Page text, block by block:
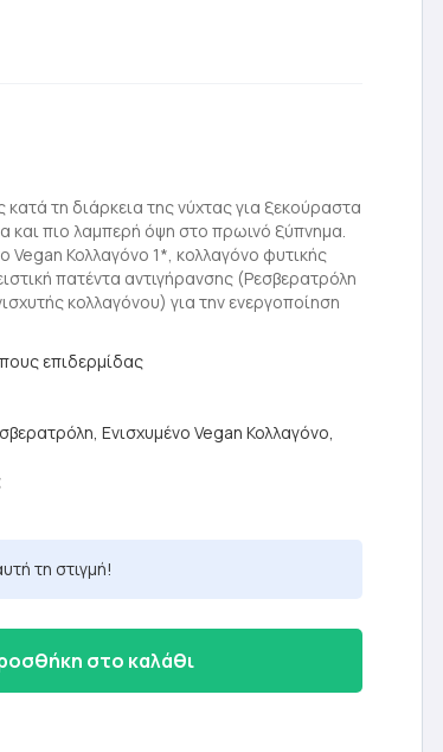
κατά τη διάρκεια της νύχτας για ξεκούραστα
και πιο λαμπερή όψη στο πρωινό ξύπνημα.
Vegan Κολλαγόνο 1*, κολλαγόνο φυτικής
πατέντα αντιγήρανσης (Ρεσβερατρόλη
κολλαγόνου) για την ενεργοποίηση
επιδερμίδας
Ενισχυμένο Vegan Κολλαγόνο,
τη στιγμή!
στο καλάθι